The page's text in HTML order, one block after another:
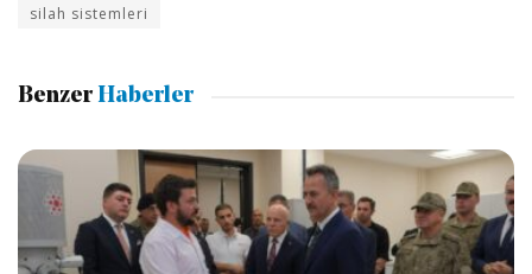
silah sistemleri
Benzer Haberler